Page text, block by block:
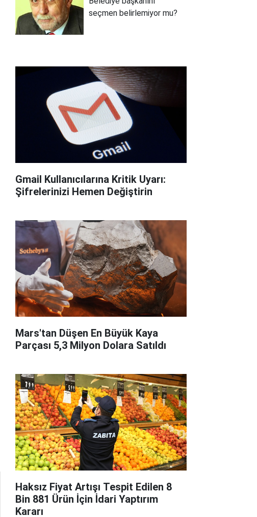
seçmen belirlemiyor mu?
Gmail Kullanıcılarına Kritik Uyarı:
Şifrelerinizi Hemen Değiştirin
Mars'tan Düşen En Büyük Kaya
Parçası 5,3 Milyon Dolara Satıldı
Haksız Fiyat Artışı Tespit Edilen 8
Bin 881 Ürün İçin İdari Yaptırım
Kararı